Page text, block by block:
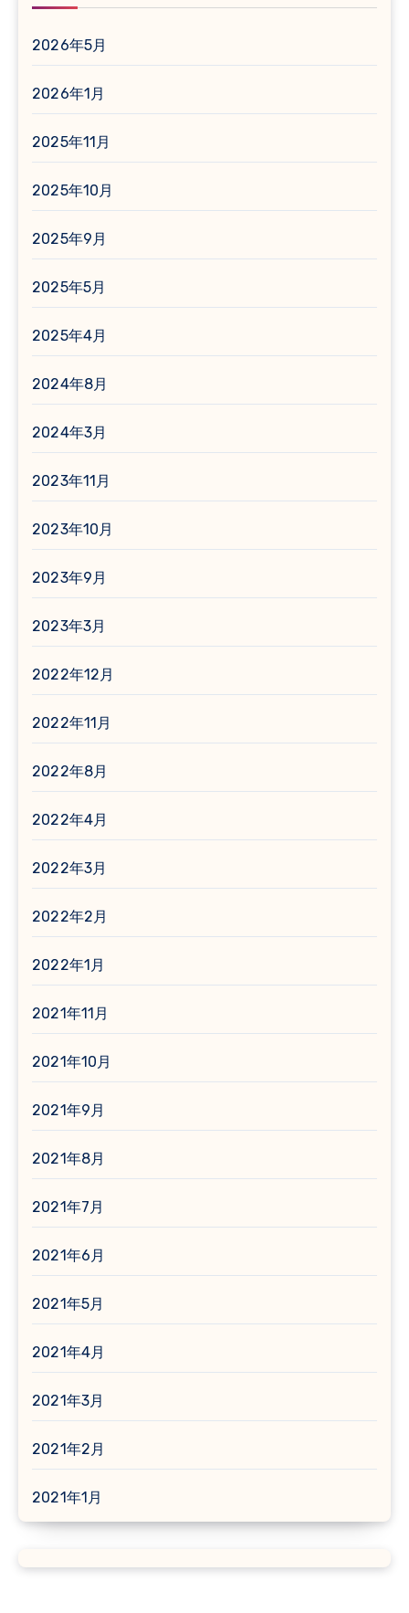
2026年5月
2026年1月
2025年11月
2025年10月
2025年9月
2025年5月
2025年4月
2024年8月
2024年3月
2023年11月
2023年10月
2023年9月
2023年3月
2022年12月
2022年11月
2022年8月
2022年4月
2022年3月
2022年2月
2022年1月
2021年11月
2021年10月
2021年9月
2021年8月
2021年7月
2021年6月
2021年5月
2021年4月
2021年3月
2021年2月
2021年1月